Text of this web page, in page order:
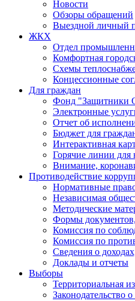
Новости
Обзоры обращений
Выездной личный
ЖКХ
Отдел
Комфортная
Схемы
Концессионные
Для граждан
Фонд "Защитники
Электронные
Отчет об
Бюджет для
Интерактивная
Горячие линии для
Внимание,
Противодействие
Нормативные
Независимая
Методические
Формы документов,
Комиссия по
Комиссия по
Сведения о
Доклады и отчеты
Выборы
Территориальная
Законодательство